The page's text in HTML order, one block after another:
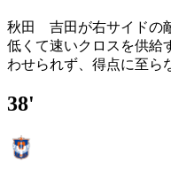
秋田 吉田が右サイドの
低くて速いクロスを供給
わせられず、得点に至ら
38'